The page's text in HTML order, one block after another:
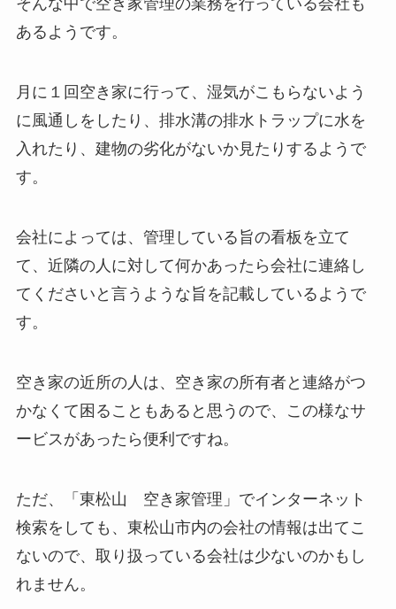
そんな中で空き家管理の業務を行っている会社も
あるようです。
月に１回空き家に行って、湿気がこもらないよう
に風通しをしたり、排水溝の排水トラップに水を
入れたり、建物の劣化がないか見たりするようで
す。
会社によっては、管理している旨の看板を立て
て、近隣の人に対して何かあったら会社に連絡し
てくださいと言うような旨を記載しているようで
す。
空き家の近所の人は、空き家の所有者と連絡がつ
かなくて困ることもあると思うので、この様なサ
ービスがあったら便利ですね。
ただ、「東松山 空き家管理」でインターネット
検索をしても、東松山市内の会社の情報は出てこ
ないので、取り扱っている会社は少ないのかもし
れません。